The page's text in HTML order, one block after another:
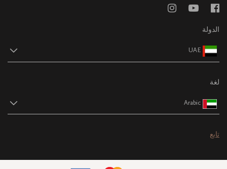
الدولة
UAE
لغة
Arabic
تابع